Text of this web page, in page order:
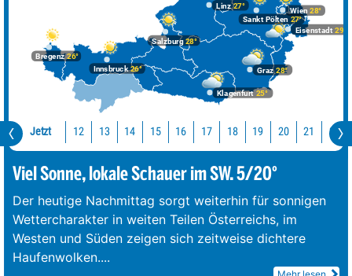
Bregenz26°
Graz28°
Innsbruck26°
Klagenfurt 25°
Linz27°
Salzburg28°
Wien 28°
Eisenstadt 29°
Sankt Pölten 27°
Jetzt 12 13 14 15 16 17 18 19 20 21 22
Viel Sonne, lokale Schauer im SW. 5/20°
Der heutige Nachmittag sorgt weiterhin für sonnigen
Wettercharakter in weiten Teilen Österreichs, im
Westen und Süden zeigen sich zeitweise dichtere
Haufenwolken....